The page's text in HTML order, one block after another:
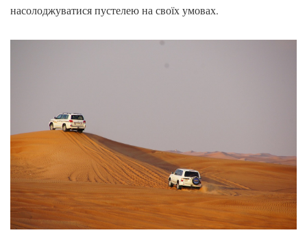
насолоджуватися пустелею на своїх умовах.